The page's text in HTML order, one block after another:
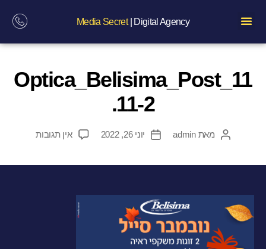
Media Secret| Digital Agency
Optica_Belisima_Post_11
.11-2
מאתadmin יוני 26, 2022 אין תגובות